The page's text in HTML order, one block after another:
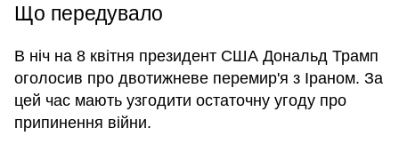
Що передувало
В ніч на 8 квітня президент США Дональд Трамп
оголосив про двотижневе перемир'я з Іраном. За
цей час мають узгодити остаточну угоду про
припинення війни.